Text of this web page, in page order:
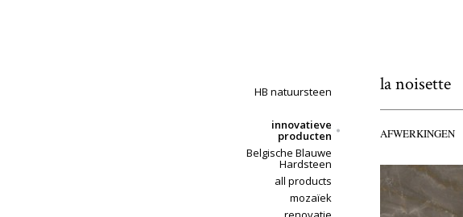
HB natuursteen
innovatieve
producten
Belgische Blauwe
Hardsteen
all products
mozaïek
la noisette
AFWERKINGEN